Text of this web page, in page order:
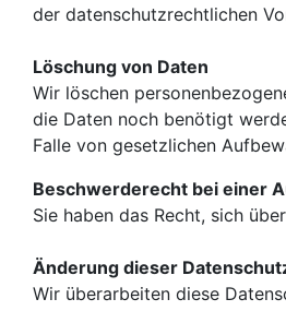
der datenschutzrechtlichen
Löschung von Daten
Wir löschen
die Daten noch benötigt
Falle von gesetzlichen
Beschwerderecht bei einer
Sie haben das Recht, sich
Änderung dieser
Wir überarbeiten diese